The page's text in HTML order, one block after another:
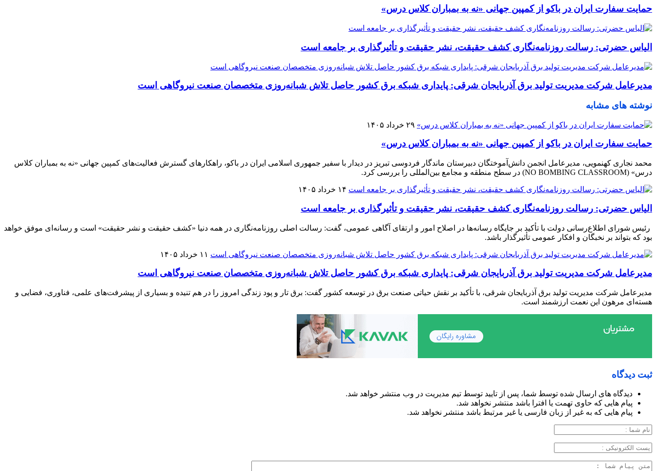
حمایت سفارت ایران در باکو از کمپین جهانی «نه به بمباران کلاس درس»
الیاس حضرتی: رسالت روزنامه‌نگاری کشف حقیقت، نشر حقیقت و تأثیرگذاری بر جامعه است
مدیرعامل شرکت مدیریت تولید برق آذربایجان شرقی: پایداری شبکه برق کشور حاصل تلاش شبانه‌روزی متخصصان صنعت نیروگاهی است
نوشته های مشابه
۲۹ خرداد ۱۴۰۵
حمایت سفارت ایران در باکو از کمپین جهانی «نه به بمباران کلاس درس»
محمد نجاری کهنمویی، مدیرعامل انجمن دانش‌آموختگان دبیرستان ماندگار فردوسی تبریز در دیدار با سفیر جمهوری اسلامی ایران در باکو، راهکارهای گسترش فعالیت‌های کمپین جهانی «نه به بمباران کلاس
درس» (NO BOMBING CLASSROOM) در سطح منطقه و مجامع بین‌المللی را بررسی کرد.
۱۴ خرداد ۱۴۰۵
الیاس حضرتی: رسالت روزنامه‌نگاری کشف حقیقت، نشر حقیقت و تأثیرگذاری بر جامعه است
رئیس شورای اطلاع‌رسانی دولت با تأکید بر جایگاه رسانه‌ها در اصلاح امور و ارتقای آگاهی عمومی، گفت: رسالت اصلی روزنامه‌نگاری در همه دنیا «کشف حقیقت و نشر حقیقت» است و رسانه‌ای موفق خواهد
بود که بتواند بر نخبگان و افکار عمومی تأثیرگذار باشد.
۱۱ خرداد ۱۴۰۵
مدیرعامل شرکت مدیریت تولید برق آذربایجان شرقی: پایداری شبکه برق کشور حاصل تلاش شبانه‌روزی متخصصان صنعت نیروگاهی است
مدیرعامل شرکت مدیریت تولید برق آذربایجان شرقی، با تأکید بر نقش حیاتی صنعت برق در توسعه کشور گفت: برق تار و پود زندگی امروز را در هم تنیده و بسیاری از پیشرفت‌های علمی، فناوری، فضایی و
هسته‌ای مرهون این نعمت ارزشمند است.
ثبت دیدگاه
دیدگاه های ارسال شده توسط شما، پس از تایید توسط تیم مدیریت در وب منتشر خواهد شد.
پیام هایی که حاوی تهمت یا افترا باشد منتشر نخواهد شد.
پیام هایی که به غیر از زبان فارسی یا غیر مرتبط باشد منتشر نخواهد شد.